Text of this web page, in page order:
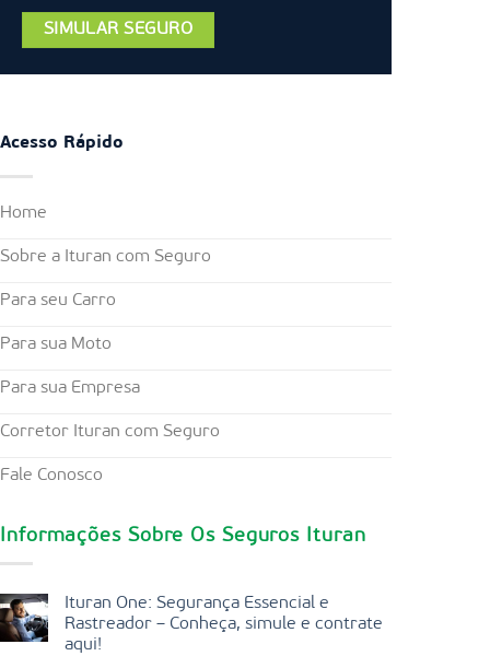
Acesso Rápido
Home
Sobre a Ituran com Seguro
Para seu Carro
Para sua Moto
Para sua Empresa
Corretor Ituran com Seguro
Fale Conosco
Informações Sobre Os Seguros Ituran
Ituran One: Segurança Essencial e
Rastreador – Conheça, simule e contrate
aqui!